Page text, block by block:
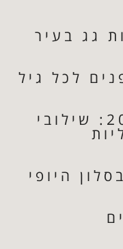
גג בעיר
לכל גיל
טרנד הצבע של 2025: שילובי
היופי